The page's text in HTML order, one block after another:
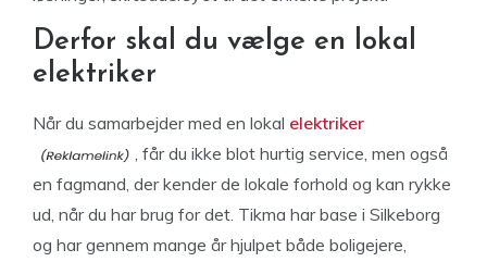
Derfor skal du vælge en lokal
elektriker
Når du samarbejder med en lokal elektriker
, får du ikke blot hurtig service, men også
en fagmand, der kender de lokale forhold og kan rykke
ud, når du har brug for det. Tikma har base i Silkeborg
og har gennem mange år hjulpet både boligejere,